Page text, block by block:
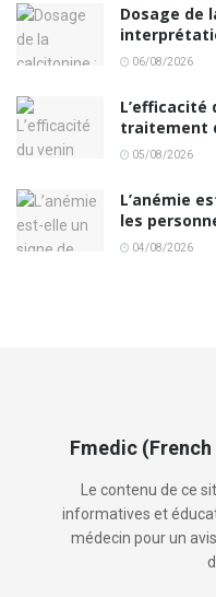
Dosage de
06/08/2026
L’efficacité
traitement
05/08/2026
L’anémie
les
04/08/2026
Fmedic
Le contenu de ce
informatives et
médecin pour un